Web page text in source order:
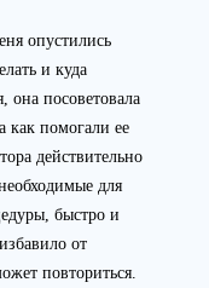
опустились
и куда
она посоветовала
как помогали ее
действительно
для
быстро и
от
повториться.